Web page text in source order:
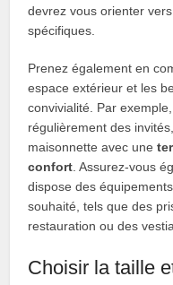
devrez vous orienter
spécifiques.
Prenez également en
espace extérieur et les
convivialité. Par
régulièrement des
maisonnette avec une
confort. Assurez-vous
dispose des
souhaité, tels que des
restauration ou des
Choisir la taille